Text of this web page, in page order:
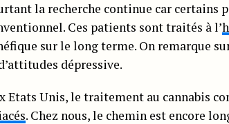
la recherche continue car certains
Ces patients sont traités à l’
sur le long terme. On remarque
dépressive.
Etats Unis, le traitement au cannabis
. Chez nous, le chemin est encore